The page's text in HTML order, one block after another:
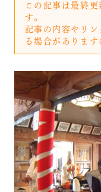
この記事は最終
す。
記事の内容やリ
る場合があります